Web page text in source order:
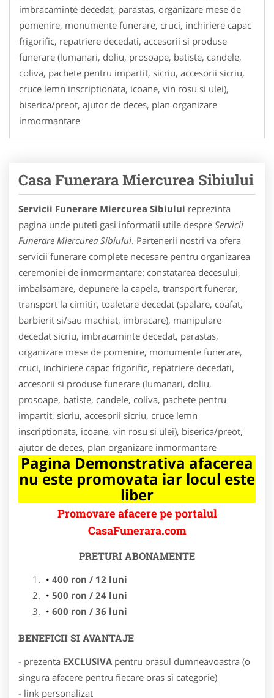
imbracaminte decedat, parastas, organizare mese de
pomenire, monumente funerare, cruci, inchiriere capac
frigorific, repatriere decedati, accesorii si produse
funerare (lumanari, doliu, prosoape, batiste, candele,
coliva, pachete pentru impartit, sicriu, accesorii sicriu,
cruce lemn inscriptionata, icoane, vin rosu si ulei),
biserica/preot, ajutor de deces, plan organizare
inmormantare
Casa Funerara Miercurea Sibiului
Servicii Funerare Miercurea Sibiului reprezinta
pagina unde puteti gasi informatii utile despre Servicii
Funerare Miercurea Sibiului. Partenerii nostri va ofera
servicii funerare complete necesare pentru organizarea
ceremoniei de inmormantare: constatarea decesului,
imbalsamare, depunere la capela, transport funerar,
transport la cimitir, toaletare decedat (spalare, coafat,
barbierit si/sau machiat, imbracare), manipulare
decedat sicriu, imbracaminte decedat, parastas,
organizare mese de pomenire, monumente funerare,
cruci, inchiriere capac frigorific, repatriere decedati,
accesorii si produse funerare (lumanari, doliu,
prosoape, batiste, candele, coliva, pachete pentru
impartit, sicriu, accesorii sicriu, cruce lemn
inscriptionata, icoane, vin rosu si ulei), biserica/preot,
ajutor de deces, plan organizare inmormantare
Pagina Demonstrativa afacerea
nu este promovata iar locul este
liber
Promovare afacere pe portalul
CasaFunerara.com
PRETURI ABONAMENTE
400 ron / 12 luni
500 ron / 24 luni
600 ron / 36 luni
BENEFICII SI AVANTAJE
- prezenta EXCLUSIVA pentru orasul dumneavoastra (o
singura afacere pentru fiecare oras si categorie)
- link personalizat